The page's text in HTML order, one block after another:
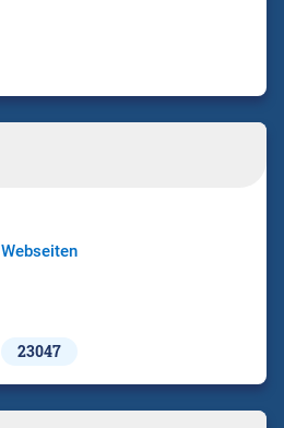
Webseiten
23047